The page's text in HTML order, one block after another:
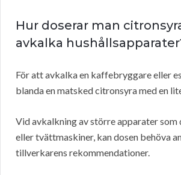
Hur doserar man
avkalka
För att avkalka en kaffebryggare eller
blanda en matsked citronsyra med en
Vid avkalkning av större apparater som
eller tvättmaskiner, kan dosen behöva
tillverkarens rekommendationer.